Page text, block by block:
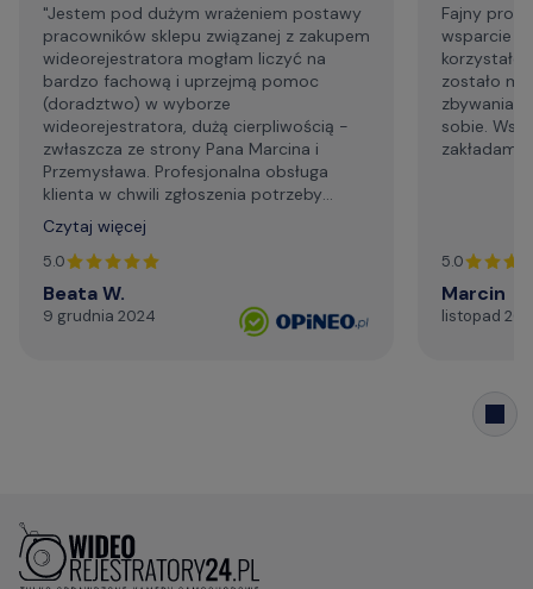
"Jestem pod dużym wrażeniem postawy
pracowników sklepu związanej z zakupem
wideorejestratora mogłam liczyć na
bardzo fachową i uprzejmą pomoc
(doradztwo) w wyborze
wideorejestratora, dużą cierpliwością -
zwłaszcza ze strony Pana Marcina i
Przemysława. Profesjonalna obsługa
klienta w chwili zgłoszenia potrzeby
wsparcia technicznego. Generalnie,
profesjonalizm. Serdecznie i najmocniej
dziękuję za życzliwą pomoc telefoniczną,
szybki kontakt mailowy."
Czytaj więcej
5.0
Beata W.
9 grudnia 2024
Fajny
wsparcie
zostało mi
zbywania
sobie.
zakładam
5.0
Marcin
listopad